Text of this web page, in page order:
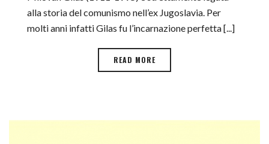
alla storia del comunismo nell’ex Jugoslavia. Per
molti anni infatti Gilas fu l’incarnazione perfetta [...]
READ MORE